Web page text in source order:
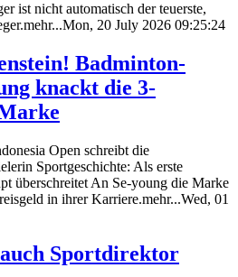
ist nicht automatisch der teuerste,
20 July 2026 09:25:24
Badminton-
knackt die 3-
Open schreibt die
Sportgeschichte: Als erste
überschreitet An Se-young die Marke
in ihrer Karriere.mehr...Wed, 01
Sportdirektor